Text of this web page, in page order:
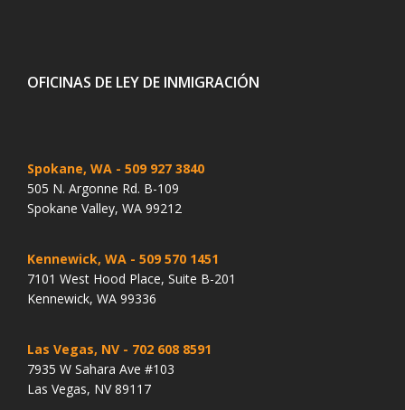
OFICINAS DE LEY DE INMIGRACIÓN
Spokane, WA - 509 927 3840
505 N. Argonne Rd. B-109
Spokane Valley, WA 99212
Kennewick, WA - 509 570 1451
7101 West Hood Place, Suite B-201
Kennewick, WA 99336
Las Vegas, NV - 702 608 8591
7935 W Sahara Ave #103
Las Vegas, NV 89117